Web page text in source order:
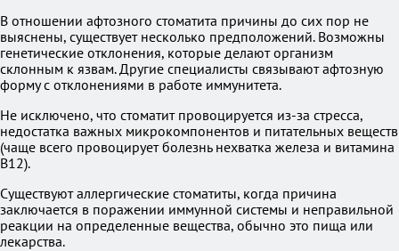
В отношении афтозного стоматита причины до сих пор не
выяснены, существует несколько предположений. Возможны
генетические отклонения, которые делают организм
склонным к язвам. Другие специалисты связывают афтозную
форму с отклонениями в работе иммунитета.
Не исключено, что стоматит провоцируется из-за стресса,
недостатка важных микрокомпонентов и питательных веществ
(чаще всего провоцирует болезнь нехватка железа и витамина
B12).
Существуют аллергические стоматиты, когда причина
заключается в поражении иммунной системы и неправильной
реакции на определенные вещества, обычно это пища или
лекарства.